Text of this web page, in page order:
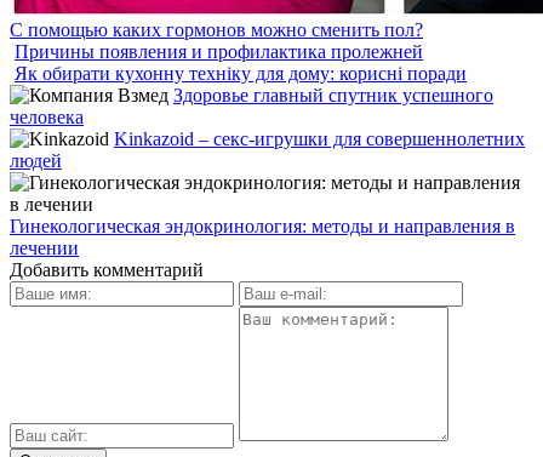
С помощью каких гормонов можно сменить пол?
Причины появления и профилактика пролежней
Як обирати кухонну техніку для дому: корисні поради
Здоровье главный спутник успешного
человека
Kinkazoid – секс-игрушки для совершеннолетних
людей
Гинекологическая эндокринология: методы и направления в
лечении
Добавить комментарий